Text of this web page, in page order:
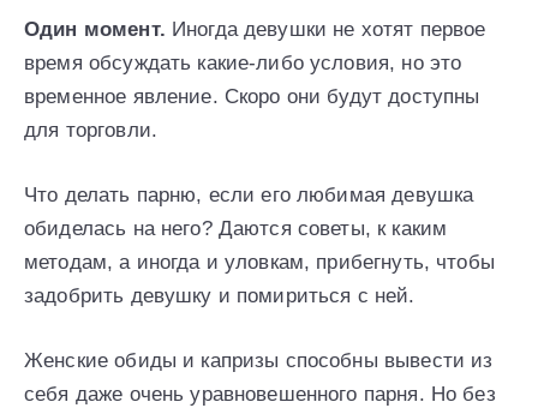
Один момент. Иногда девушки не хотят первое
время обсуждать какие-либо условия, но это
временное явление. Скоро они будут доступны
для торговли.
Что делать парню, если его любимая девушка
обиделась на него? Даются советы, к каким
методам, а иногда и уловкам, прибегнуть, чтобы
задобрить девушку и помириться с ней.
Женские обиды и капризы способны вывести из
себя даже очень уравновешенного парня. Но без